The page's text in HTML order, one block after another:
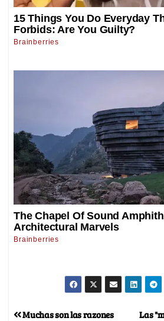
Las
Muchas son las razones